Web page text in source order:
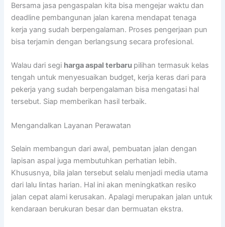
Bersama jasa pengaspalan kita bisa mengejar waktu dan
deadline pembangunan jalan karena mendapat tenaga
kerja yang sudah berpengalaman. Proses pengerjaan pun
bisa terjamin dengan berlangsung secara profesional.
Walau dari segi harga aspal terbaru pilihan termasuk kelas
tengah untuk menyesuaikan budget, kerja keras dari para
pekerja yang sudah berpengalaman bisa mengatasi hal
tersebut. Siap memberikan hasil terbaik.
Mengandalkan Layanan Perawatan
Selain membangun dari awal, pembuatan jalan dengan
lapisan aspal juga membutuhkan perhatian lebih.
Khususnya, bila jalan tersebut selalu menjadi media utama
dari lalu lintas harian. Hal ini akan meningkatkan resiko
jalan cepat alami kerusakan. Apalagi merupakan jalan untuk
kendaraan berukuran besar dan bermuatan ekstra.